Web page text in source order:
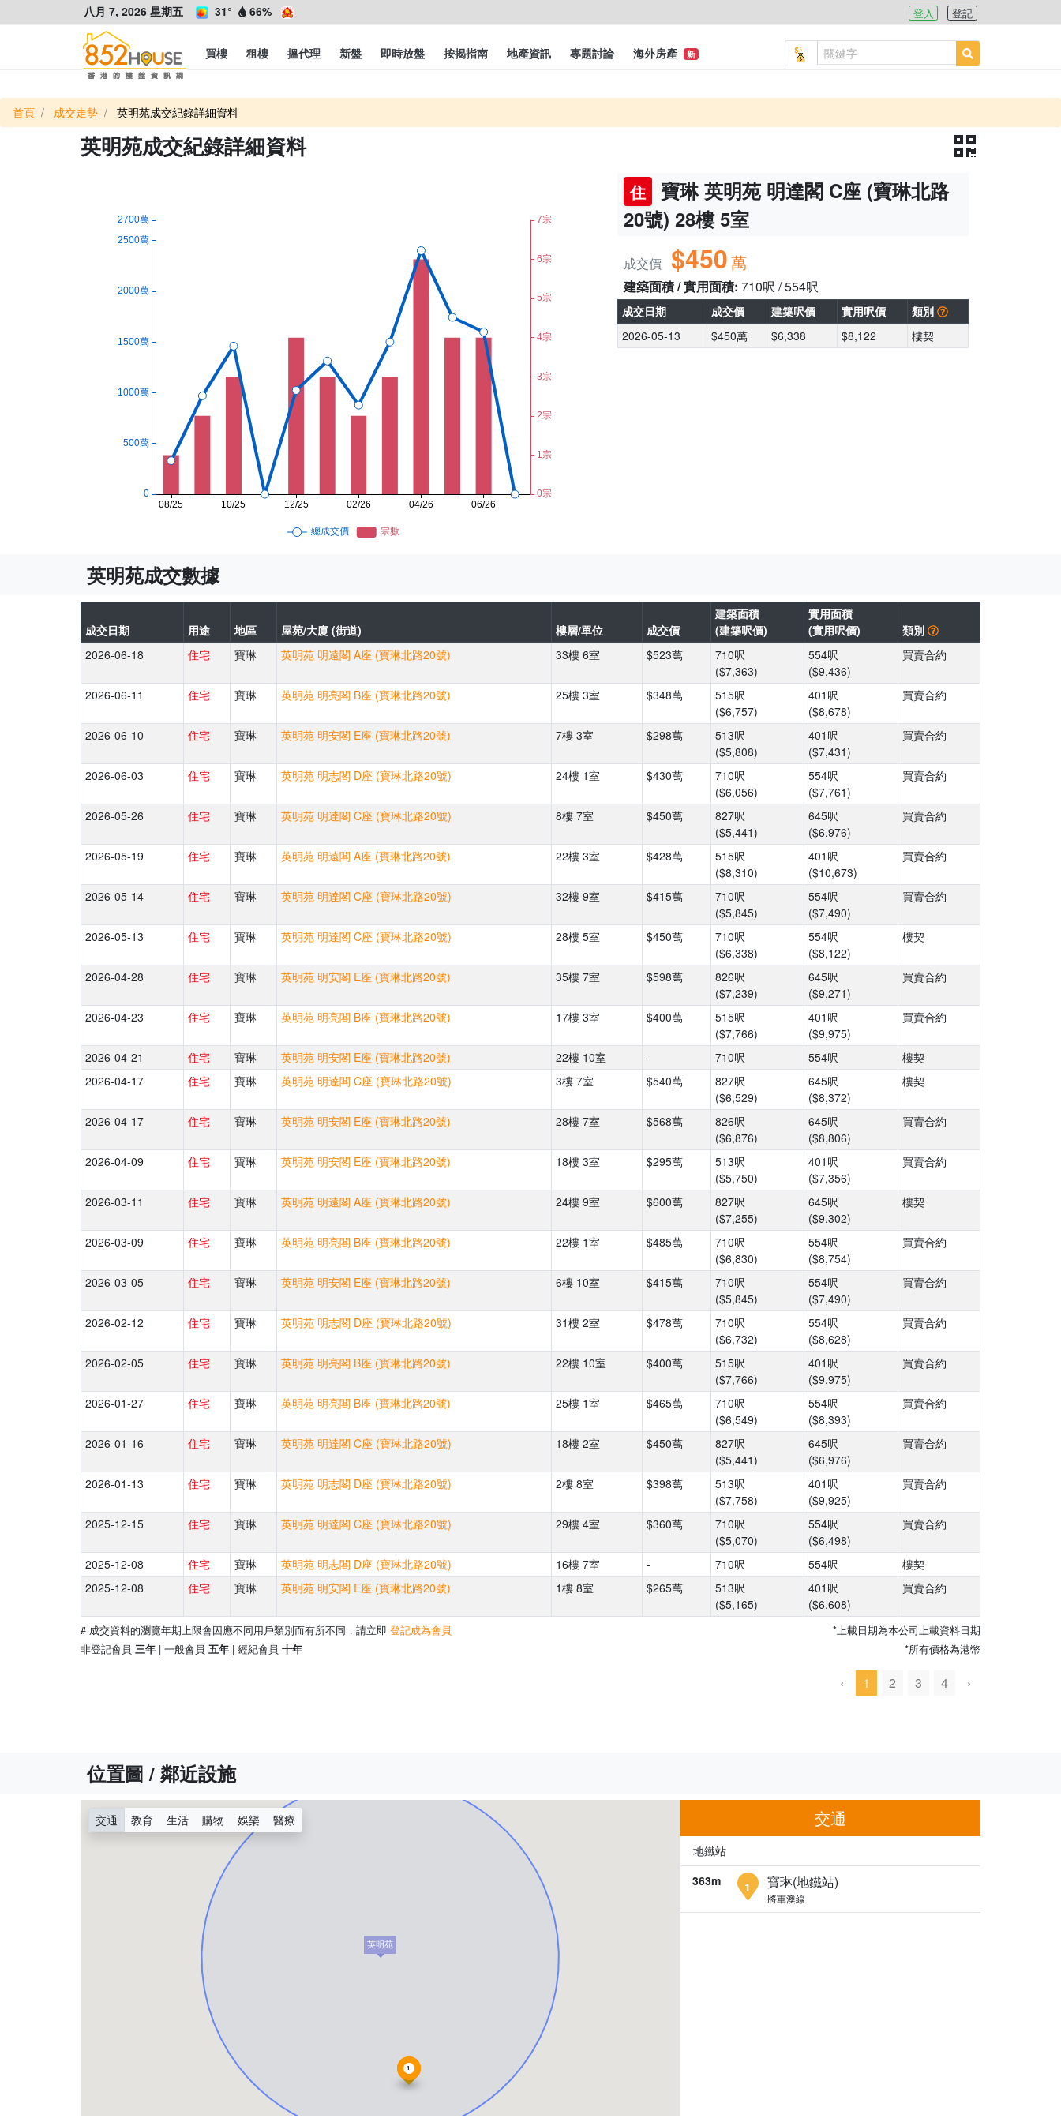
八月 7, 2026 星期五 31° 66% 登入 登記
買樓 租樓 搵代理 新盤 即時放盤 按揭指南 地產資訊 專題討論 海外房產 新
首頁 成交走勢 英明苑成交紀錄詳細資料
英明苑成交紀錄詳細資料
住
寶琳 英明苑 明達閣 C座 (寶琳北路
20號) 28樓 5室
成交價 $450萬
建築面積 / 實用面積: 710呎 / 554呎
成交日期 成交價 建築呎價 實用呎價
類別
2026-05-13
$450萬 $6,338 $8,122 樓契
英明苑成交數據
成交日期 用途 地區 屋苑/大廈 (街道) 樓層/單位 成交價
建築面積
(建築呎價)
實用面積
(實用呎價)
類別
2026-06-18
住宅 寶琳 英明苑 明遠閣 A座 (寶琳北路20號) 33樓 6室 $523萬
710呎
($7,363)
554呎
($9,436)
買賣合約
2026-06-11 住宅 寶琳 英明苑 明亮閣 B座 (寶琳北路20號) 25樓 3室 $348萬
515呎
($6,757)
401呎
($8,678)
買賣合約
2026-06-10 住宅 寶琳 英明苑 明安閣 E座 (寶琳北路20號) 7樓 3室 $298萬
513呎
($5,808)
401呎
($7,431)
買賣合約
2026-06-03 住宅 寶琳 英明苑 明志閣 D座 (寶琳北路20號) 24樓 1室 $430萬
710呎
($6,056)
554呎
($7,761)
買賣合約
2026-05-26 住宅 寶琳 英明苑 明達閣 C座 (寶琳北路20號) 8樓 7室 $450萬
827呎
($5,441)
645呎
($6,976)
買賣合約
2026-05-19 住宅 寶琳 英明苑 明遠閣 A座 (寶琳北路20號) 22樓 3室 $428萬
515呎
($8,310)
401呎
($10,673)
買賣合約
2026-05-14 住宅 寶琳 英明苑 明達閣 C座 (寶琳北路20號) 32樓 9室 $415萬
710呎
($5,845)
554呎
($7,490)
買賣合約
2026-05-13 住宅 寶琳 英明苑 明達閣 C座 (寶琳北路20號) 28樓 5室 $450萬
710呎
($6,338)
554呎
($8,122)
樓契
2026-04-28 住宅 寶琳 英明苑 明安閣 E座 (寶琳北路20號) 35樓 7室 $598萬
826呎
($7,239)
645呎
($9,271)
買賣合約
2026-04-23 住宅 寶琳 英明苑 明亮閣 B座 (寶琳北路20號) 17樓 3室 $400萬
515呎
($7,766)
401呎
($9,975)
買賣合約
2026-04-21 住宅 寶琳 英明苑 明安閣 E座 (寶琳北路20號) 22樓 10室 - 710呎 554呎
樓契
2026-04-17
住宅 寶琳 英明苑 明達閣 C座 (寶琳北路20號) 3樓 7室 $540萬
827呎
($6,529)
645呎
($8,372)
樓契
2026-04-17 住宅 寶琳 英明苑 明安閣 E座 (寶琳北路20號) 28樓 7室 $568萬
826呎
($6,876)
645呎
($8,806)
買賣合約
2026-04-09 住宅 寶琳 英明苑 明安閣 E座 (寶琳北路20號) 18樓 3室 $295萬
513呎
($5,750)
401呎
($7,356)
買賣合約
2026-03-11 住宅 寶琳 英明苑 明遠閣 A座 (寶琳北路20號) 24樓 9室 $600萬
827呎
($7,255)
645呎
($9,302)
樓契
2026-03-09 住宅 寶琳 英明苑 明亮閣 B座 (寶琳北路20號) 22樓 1室 $485萬
710呎
($6,830)
554呎
($8,754)
買賣合約
2026-03-05 住宅 寶琳 英明苑 明安閣 E座 (寶琳北路20號) 6樓 10室 $415萬
710呎
($5,845)
554呎
($7,490)
買賣合約
2026-02-12 住宅 寶琳 英明苑 明志閣 D座 (寶琳北路20號) 31樓 2室 $478萬
710呎
($6,732)
554呎
($8,628)
買賣合約
2026-02-05 住宅 寶琳 英明苑 明亮閣 B座 (寶琳北路20號) 22樓 10室 $400萬
515呎
($7,766)
401呎
($9,975)
買賣合約
2026-01-27 住宅 寶琳 英明苑 明亮閣 B座 (寶琳北路20號) 25樓 1室 $465萬
710呎
($6,549)
554呎
($8,393)
買賣合約
2026-01-16 住宅 寶琳 英明苑 明達閣 C座 (寶琳北路20號) 18樓 2室 $450萬
827呎
($5,441)
645呎
($6,976)
買賣合約
2026-01-13 住宅 寶琳 英明苑 明志閣 D座 (寶琳北路20號) 2樓 8室 $398萬
513呎
($7,758)
401呎
($9,925)
買賣合約
2025-12-15 住宅 寶琳 英明苑 明達閣 C座 (寶琳北路20號) 29樓 4室 $360萬
710呎
($5,070)
554呎
($6,498)
買賣合約
2025-12-08 住宅 寶琳 英明苑 明志閣 D座 (寶琳北路20號) 16樓 7室 - 710呎 554呎
樓契
2025-12-08
住宅 寶琳 英明苑 明安閣 E座 (寶琳北路20號) 1樓 8室 $265萬
513呎
($5,165)
401呎
($6,608)
買賣合約
# 成交資料的瀏覽年期上限會因應不同用戶類別而有所不同，請立即 登記成為會員
非登記會員 三年 | 一般會員 五年 | 經紀會員 十年
*上載日期為本公司上載資料日期
*所有價格為港幣
‹ 1 2 3 4 ›
位置圖 / 鄰近設施
英明苑
1
交通 教育 生活 購物 娛樂 醫療 交通
地鐵站
363m
1 寶琳(地鐵站)
將軍澳線